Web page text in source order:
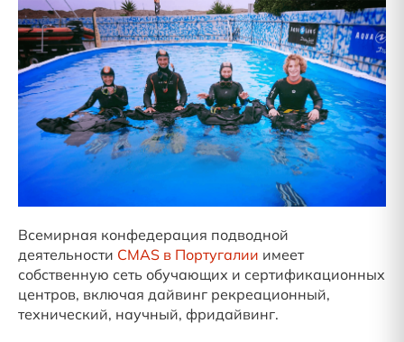
Всемирная конфедерация подводной
деятельности CMAS в Португалии имеет
собственную сеть обучающих и сертификационных
центров, включая дайвинг рекреационный,
технический, научный, фридайвинг.